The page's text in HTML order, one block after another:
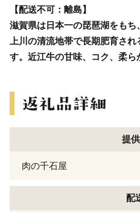
【配送不可：離島】
滋賀県は日本一の琵琶湖をも
上川の清流地帯で長期肥育され
す。近江牛の甘味、コク、柔ら
提
肉の千石屋
配